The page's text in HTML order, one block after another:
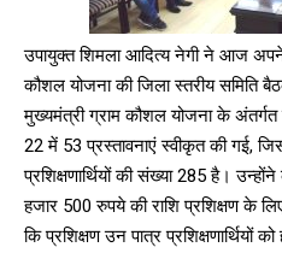
उपायुक्त शिमला आदित्य नेगी ने आज अपने
कौशल योजना की जिला स्तरीय समिति
मुख्यमंत्री ग्राम कौशल योजना के अंतर्गत
22 में 53 प्रस्तावनाएं स्वीकृत की गई,
प्रशिक्षणार्थियों की संख्या 285 है।
हजार 500 रुपये की राशि प्रशिक्षण के
कि प्रशिक्षण उन पात्र प्रशिक्षणार्थियों